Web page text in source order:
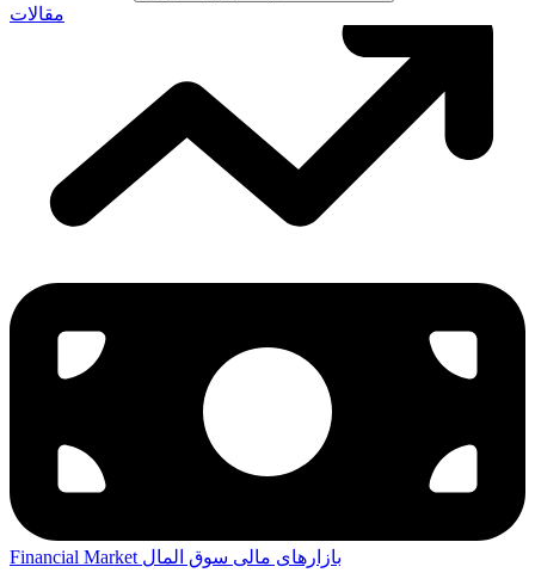
مقالات
Financial Market بازارهای مالی سوق المال